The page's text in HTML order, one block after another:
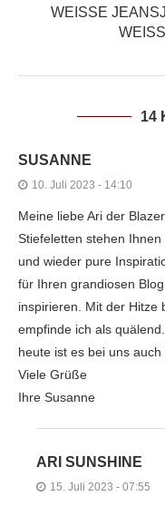
WEISSE
EISSE
14
SUSANNE
10. Juli 2023 - 14:10
Meine liebe Ari der
Stiefeletten stehen
und wieder pure
für Ihren grandiosen
inspirieren. Mit der Hitze
empfinde ich als
heute ist es bei uns auch
Viele Grüße
Ihre Susanne
ARI SUNSHINE
15. Juli 2023 - 07:55